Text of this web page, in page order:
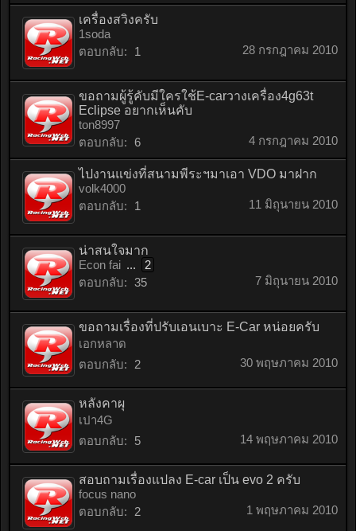
เครื่องสวิงครับ
1soda
ตอบกลับ:
1 28 กรกฎาคม 2010
ขอถามผู้รู้คับมีใครใช้E-carวางเครื่อง4g63t
Eclipse อยากเห็นคับ
ton8997
ตอบกลับ: 6 4 กรกฎาคม 2010
ไปงานแข่งที่สนามพีระฯมาเอา VDO มาฝาก
volk4000
ตอบกลับ:
1 11 มิถุนายน 2010
น่าสนใจมาก
Econ fai ...
2
ตอบกลับ: 35 7 มิถุนายน 2010
ขอถามเรื่องที่ปรับเอนเบาะ E-Car หน่อยครับ
เอกหลาด
ตอบกลับ:
2 30 พฤษภาคม 2010
หลังคาผุ
เปา4G
ตอบกลับ:
5 14 พฤษภาคม 2010
สอบถามเรื่องแปลง E-car เป็น evo 2 ครับ
focus nano
ตอบกลับ:
2 1 พฤษภาคม 2010